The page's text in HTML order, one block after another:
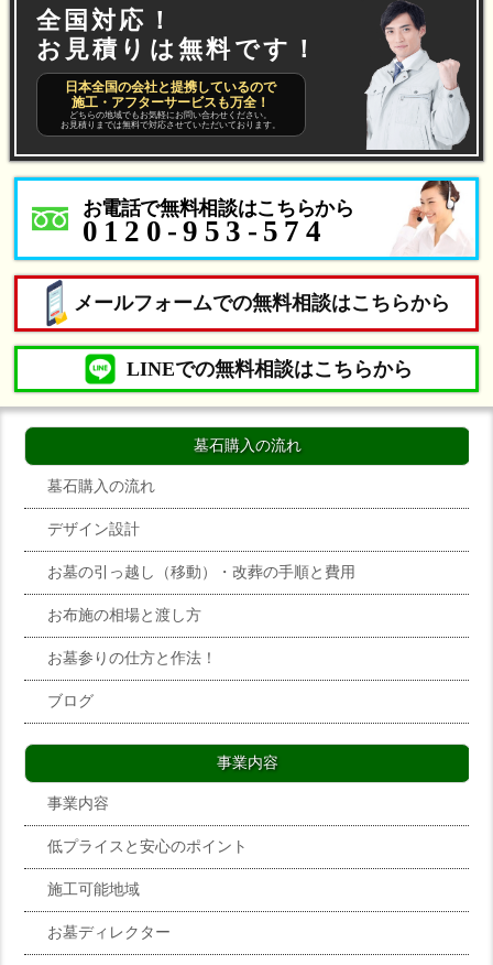
全国対応！
お見積りは無料です！
日本全国の会社と提携しているので
施工・アフターサービスも万全！
どちらの地域でもお気軽にお問い合わせください。
お見積りまでは無料で対応させていただいております。
お電話で無料相談はこちらから
0120-953-574
メールフォームでの無料相談はこちらから
LINEでの無料相談はこちらから
墓石購入の流れ
墓石購入の流れ
デザイン設計
お墓の引っ越し（移動）・改葬の手順と費用
お布施の相場と渡し方
お墓参りの仕方と作法！
ブログ
事業内容
事業内容
低プライスと安心のポイント
施工可能地域
お墓ディレクター